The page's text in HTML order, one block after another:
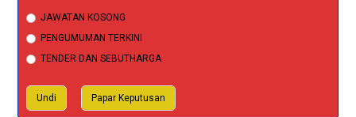
Pilihan
JAWATAN KOSONG
PENGUMUMAN TERKINI
TENDER DAN SEBUTHARGA